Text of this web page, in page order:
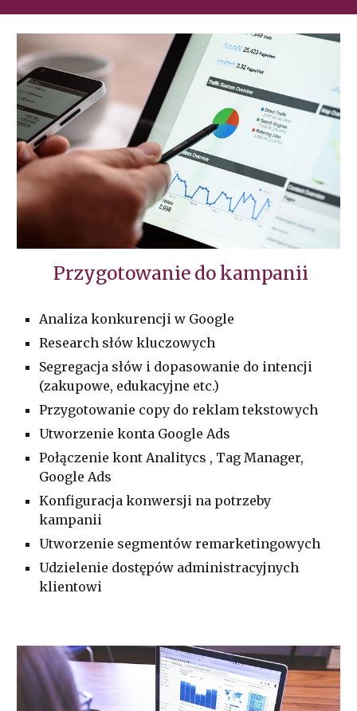
Przygotowanie do kampanii
Analiza konkurencji w Google
Research słów kluczowych
Segregacja słów i dopasowanie do intencji
(zakupowe, edukacyjne etc.)
Przygotowanie copy do reklam tekstowych
Utworzenie konta Google Ads
Połączenie kont Analitycs , Tag Manager,
Google Ads
Konfiguracja konwersji na potrzeby
kampanii
Utworzenie segmentów remarketingowych
Udzielenie dostępów administracyjnych
klientowi